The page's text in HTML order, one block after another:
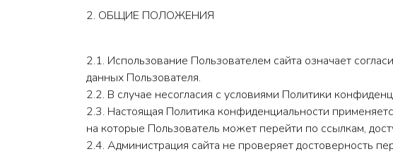
2. ОБЩИЕ ПОЛОЖЕНИЯ
2.1. Использование Пользователем сайта означает
данных Пользователя.
2.2. В случае несогласия с условиями Политики
2.3. Настоящая Политика конфиденциальности
на которые Пользователь может перейти по ссылкам,
2.4. Администрация сайта не проверяет достоверность